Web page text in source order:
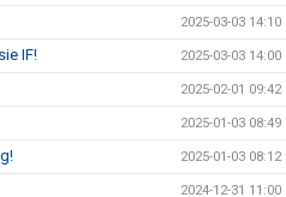
2025-03-03 14:10
IF! 2025-03-03 14:00
2025-02-01 09:42
2025-01-03 08:49
2025-01-03 08:12
2024-12-31 11:00